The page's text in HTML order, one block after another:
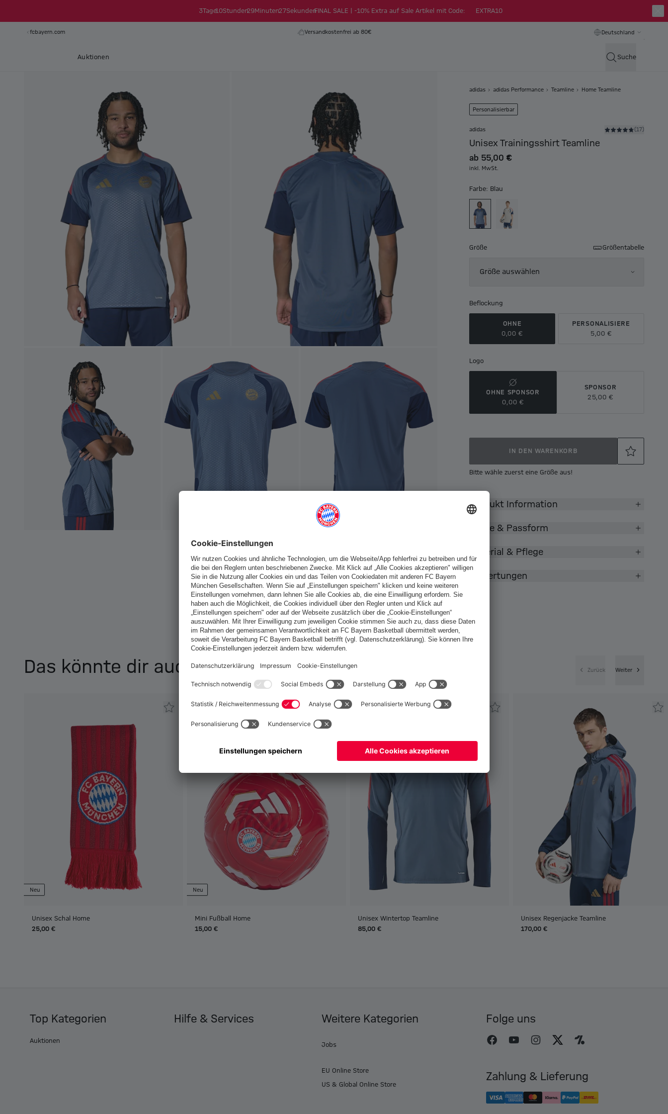
3Tage10Stunden29Minuten26SekundenFINAL SALE | -10% Extra auf Sale Artikel mit Code: EXTRA10
fcbayern.com Versandkostenfrei ab 80€ Deutschland
Auktionen Suche
adidas adidas Performance Teamline Home Teamline
Personalisierbar
adidas (17)
Unisex Trainingsshirt Teamline
ab 55,00 €
inkl. MwSt.
Farbe: Blau
Größe Größentabelle
Größe auswählen
Beflockung
OHNE
0,00 €
PERSONALISIERE
5,00 €
Logo
OHNE SPONSOR
0,00 €
SPONSOR
25,00 €
IN DEN WARENKORB
Bitte wähle zuerst eine Größe aus!
Produkt Information
Größe & Passform
Material & Pflege
Bewertungen
Das könnte dir auch gefallen Zurück Weiter
Neu
Unisex Schal Home
25,00 €
Neu
Mini Fußball Home
15,00 €
Unisex Wintertop Teamline
85,00 €
Unisex Regenjacke Teamline
170,00 €
Top Kategorien
Auktionen
Hilfe & Services Weitere Kategorien
Jobs
EU Online Store
US & Global Online Store
Folge uns
Zahlung & Lieferung
Möchtest du im StoreDeutschlandbleiben?
Ja,Deutschland, um dorthin zu liefern!
, um dorthin zu liefern!